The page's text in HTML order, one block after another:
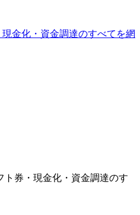
金化・資金調達のすべてを網
ト券・現金化・資金調達のす